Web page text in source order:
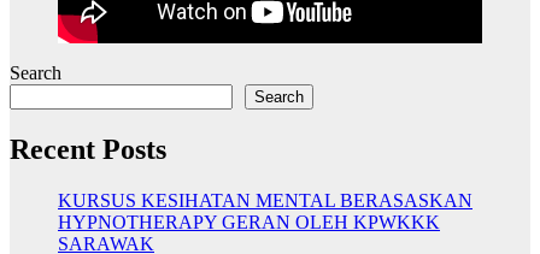
Search
Search
Recent Posts
KURSUS KESIHATAN MENTAL BERASASKAN
HYPNOTHERAPY GERAN OLEH KPWKKK
SARAWAK